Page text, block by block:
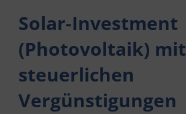
Solar-Investment
(Photovoltaik)
steuerlichen
Vergünstigungen